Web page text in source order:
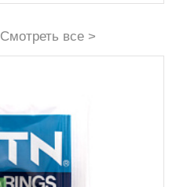
Смотреть все >